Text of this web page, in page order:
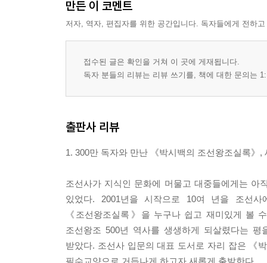
만든 이 코멘트
저자, 역자, 편집자를 위한 공간입니다. 독자들에게 전하
접수된 글은 확인을 거쳐 이 곳에 게재됩니다.
독자 분들의 리뷰는 리뷰 쓰기를, 책에 대한 문의는
출판사 리뷰
1. 300만 독자와 만난 《박시백의 조선왕조실록》,
조선사가 지식인 문화에 머물고 대중들에게는
있었다. 2001년을 시작으로 10여 년을 조선
《조선왕조실록》을 누구나 쉽고 재미있게 볼
조선왕조 500년 역사를 생생하게 되살렸다는
받았다. 조선사 입문의 대표 도서로 자리 잡은 《